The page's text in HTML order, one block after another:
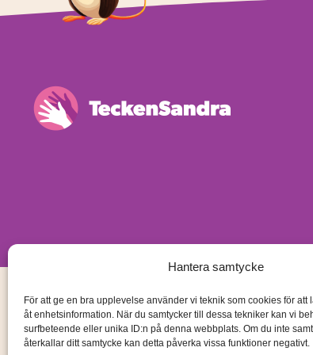
Hantera samtycke
För att ge en bra upplevelse använder vi teknik som cookies för att
åt enhetsinformation. När du samtycker till dessa tekniker kan vi
surfbeteende eller unika ID:n på denna webbplats. Om du inte
återkallar ditt samtycke kan detta påverka vissa funktioner negativt.